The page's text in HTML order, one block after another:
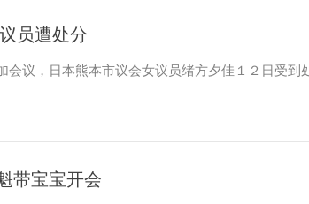
员遭处分
议，日本熊本市议会女议员绪方夕佳１２日受到
带宝宝开会